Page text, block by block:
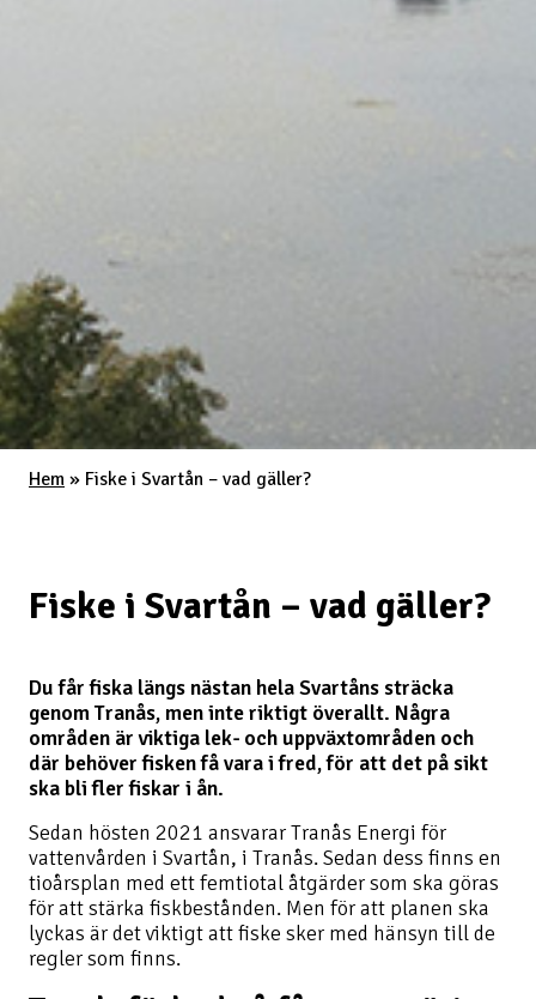
Hem » Fiske i Svartån – vad gäller?
Fiske i Svartån – vad gäller?
Du får fiska längs nästan hela Svartåns sträcka
genom Tranås, men inte riktigt överallt. Några
områden är viktiga lek- och uppväxtområden och
där behöver fisken få vara i fred, för att det på sikt
ska bli fler fiskar i ån.
Sedan hösten 2021 ansvarar Tranås Energi för
vattenvården i Svartån, i Tranås. Sedan dess finns en
tioårsplan med ett femtiotal åtgärder som ska göras
för att stärka fiskbestånden. Men för att planen ska
lyckas är det viktigt att fiske sker med hänsyn till de
regler som finns.